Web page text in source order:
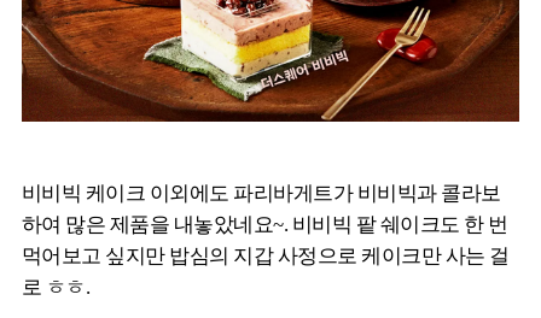
비비빅 케이크 이외에도 파리바게트가 비비빅과 콜라보
하여 많은 제품을 내놓았네요~. 비비빅 팥 쉐이크도 한 번
먹어보고 싶지만 밥심의 지갑 사정으로 케이크만 사는 걸
로 ㅎㅎ.